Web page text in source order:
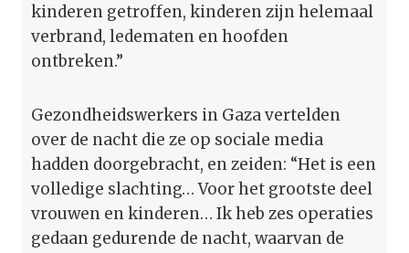
kinderen getroffen, kinderen zijn helemaal
verbrand, ledematen en hoofden
ontbreken.”
Gezondheidswerkers in Gaza vertelden
over de nacht die ze op sociale media
hadden doorgebracht, en zeiden: “Het is een
volledige slachting… Voor het grootste deel
vrouwen en kinderen… Ik heb zes operaties
gedaan gedurende de nacht, waarvan de